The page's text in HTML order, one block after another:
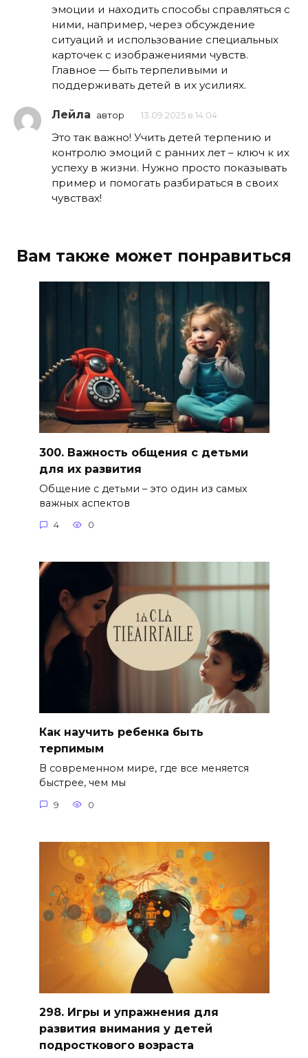
эмоции и находить способы справляться с
ними, например, через обсуждение
ситуаций и использование специальных
карточек с изображениями чувств.
Главное — быть терпеливыми и
поддерживать детей в их усилиях.
Лейла автор 13.09.2025 в 14:04
Это так важно! Учить детей терпению и
контролю эмоций с ранних лет – ключ к их
успеху в жизни. Нужно просто показывать
пример и помогать разбираться в своих
чувствах!
Вам также может понравиться
300. Важность общения с детьми
для их развития
Общение с детьми – это один из самых
важных аспектов
4 0
Как научить ребенка быть
терпимым
В современном мире, где все меняется
быстрее, чем мы
9 0
298. Игры и упражнения для
развития внимания у детей
подросткового возраста